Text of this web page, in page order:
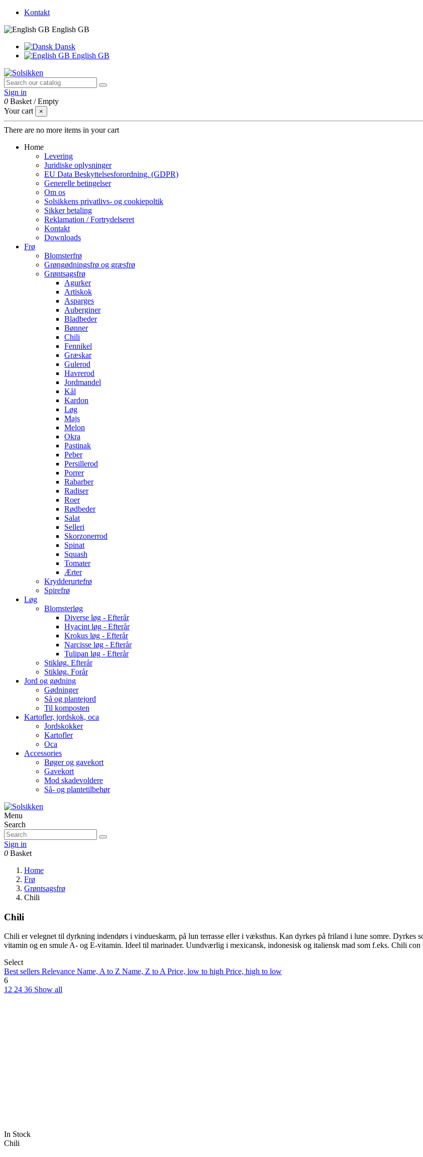
Kontakt
English GB
Dansk
English GB
Sign in
0 Basket /Empty
Your cart
×
There are no more items in your cart
Home
Levering
Juridiske oplysninger
EU Data Beskyttelsesforordning. (GDPR)
Generelle betingelser
Om os
Solsikkens privatlivs- og cookiepoltik
Sikker betaling
Reklamation / Fortrydelseret
Kontakt
Downloads
Frø
Blomsterfrø
Grøngødningsfrø og græsfrø
Grøntsagsfrø
Agurker
Artiskok
Asparges
Auberginer
Bladbeder
Bønner
Chili
Fennikel
Græskar
Gulerod
Havrerod
Jordmandel
Kål
Kardon
Løg
Majs
Melon
Okra
Pastinak
Peber
Persillerod
Porrer
Rabarber
Radiser
Roer
Rødbeder
Salat
Selleri
Skorzonerrod
Spinat
Squash
Tomater
Ærter
Krydderurtefrø
Spirefrø
Løg
Blomsterløg
Diverse løg - Efterår
Hyacint løg - Efterår
Krokus løg - Efterår
Narcisse løg - Efterår
Tulipan løg - Efterår
Stikløg. Efterår
Stikløg. Forår
Jord og gødning
Gødninger
Så og plantejord
Til komposten
Kartofler, jordskok, oca
Jordskokker
Kartofler
Oca
Accessories
Bøger og gavekort
Gavekort
Mod skadevoldere
Så- og plantetilbehør
Menu
Search
Sign in
0 Basket
Home
Frø
Grøntsagsfrø
Chili
Chili
Chili er velegnet til dyrkning indendørs i vindueskarm, på lun terrasse eller i væksthus. Kan dyrkes på friland i lune somre.
vitamin og en smule A- og E-vitamin. Ideel til marinader. Uundværlig i mexicansk, indonesisk og italiensk mad som f.eks. Chili con
Select
Best sellers Relevance Name, A to Z Name, Z to APrice, low to high Price, high to low
6
12 24 36 Show all
In Stock
Chili